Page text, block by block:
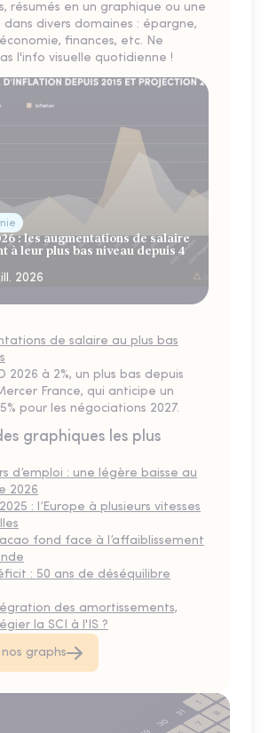
résumés en un graphique ou une
divers domaines : épargne,
finances, etc. Ne
l'info visuelle quotidienne !
: les augmentations de salaire
à leur plus bas niveau depuis 4
2026
de salaire au plus bas
2026 à 2%, un plus bas depuis
France, qui anticipe un
pour les négociations 2027.
graphiques les plus
d’emploi : une légère baisse au
2026
: l’Europe à plusieurs vitesses
fond face à l’affaiblissement
: 50 ans de déséquilibre
des amortissements,
la SCI à l'IS ?
graphs